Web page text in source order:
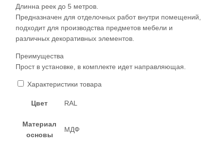
Длинна реек до 5 метров.
Предназначен для отделочных работ внутри помещений,
подходит для производства предметов мебели и
различных декоративных элементов.
Преимущества
Прост в установке, в комплекте идет направляющая.
Характеристики товара
Цвет RAL
Материал
основы
МДФ